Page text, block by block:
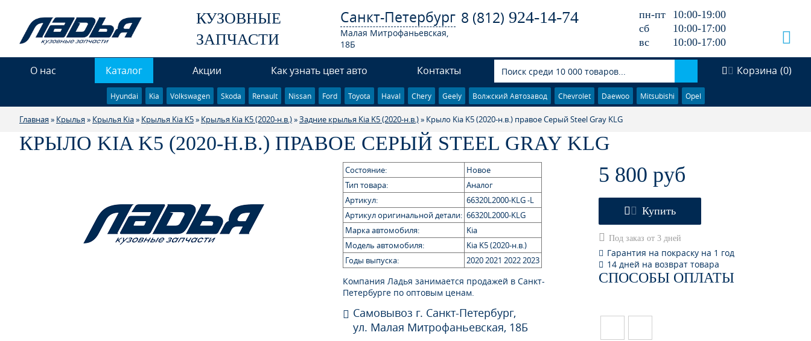
КУЗОВНЫЕ
ЗАПЧАСТИ
Санкт-Петербург
Малая Митрофаньевская,
18Б
8 (812) 924-14-74 пн-пт 10:00-19:00
сб
10:00-17:00
вс
10:00-17:00
О нас Каталог Акции Как узнать цвет авто Контакты Корзина (0)
Hyundai Kia Volkswagen Skoda Renault Nissan Ford Toyota Haval Chery Geely Волжский Автозавод Chevrolet Daewoo Mitsubishi Opel
Главная » Крылья » Крылья Kia» Крылья Kia K5» Крылья Kia K5 (2020-н.в.)»Задние крылья Kia K5 (2020-н.в.)» Крыло Kia K5 (2020-н.в.) правое Серый Steel Gray KLG
КРЫЛО KIA K5 (2020-Н.В.) ПРАВОЕ СЕРЫЙ STEEL GRAY KLG
Состояние:
Новое
Тип товара:
Аналог
Артикул:
66320L2000-KLG -L
Артикул оригинальной детали: 66320L2000-KLG
Марка автомобиля:
Kia
Модель автомобиля:
Kia K5 (2020-н.в.)
Годы выпуска:
2020 2021 2022 2023
Компания Ладья занимается продажей в Санкт-
Петербурге по оптовым ценам.
Самовывоз г. Санкт-Петербург,
ул. Малая Митрофаньевская, 18Б
5 800 руб
Купить
Под заказ от 3 дней
Гарантия на покраску на 1 год
14 дней на возврат товара
СПОСОБЫ ОПЛАТЫ